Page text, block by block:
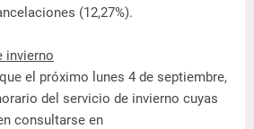
(12,27%).
invierno
el próximo lunes 4 de septiembre,
del servicio de invierno cuyas
consultarse en